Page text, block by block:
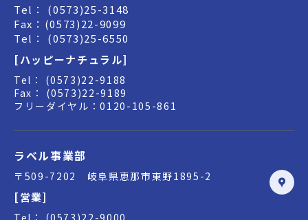
Tel： (0573)25-3148
Fax：(0573)22-9099
Tel： (0573)25-6550
[ハッピーナチュラル]
Tel： (0573)22-9188
Fax： (0573)22-9189
フリーダイヤル：0120-105-861
ラベル事業部
〒509-7202 岐阜県恵那市東野1895-2
[営業]